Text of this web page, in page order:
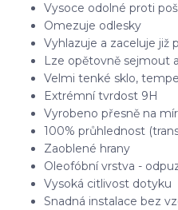
Vysoce odolné proti
Omezuje odlesky
Vyhlazuje a zaceluje již
Lze opětovně sejmout
Velmi tenké sklo,
Extrémní tvrdost 9H
Vyrobeno přesně na
100% průhlednost
Zaoblené hrany
Oleofóbní vrstva -
Vysoká citlivost dotyku
Snadná instalace bez